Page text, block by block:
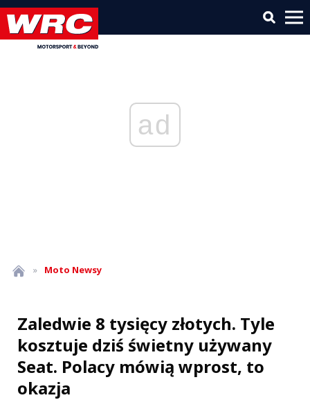
ad
» Moto Newsy
Zaledwie 8 tysięcy złotych. Tyle
kosztuje dziś świetny używany
Seat. Polacy mówią wprost, to
okazja